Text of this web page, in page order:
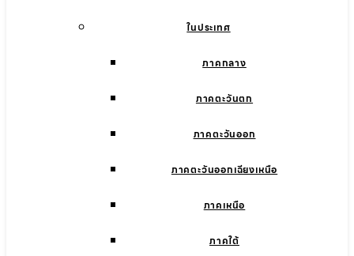
ในประเทศ
ภาคกลาง
ภาคตะวันตก
ภาคตะวันออก
ภาคตะวันออกเฉียงเหนือ
ภาคเหนือ
ภาคใต้